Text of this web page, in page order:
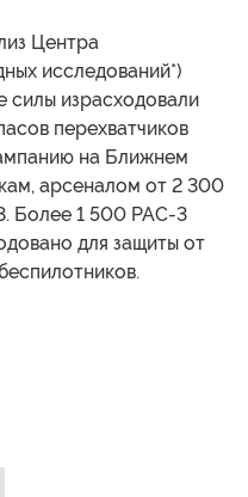
Центра
исследований*)
силы израсходовали
перехватчиков
на Ближнем
арсеналом от 2 300
Более 1 500 PAC-3
для защиты от